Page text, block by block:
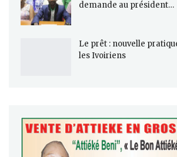
demande au président…
Le prêt : nouvelle
les Ivoiriens